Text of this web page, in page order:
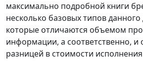
максимально подробной книги
несколько базовых типов данного
которые отличаются объемом
информации, а соответственно,
разницей в стоимости